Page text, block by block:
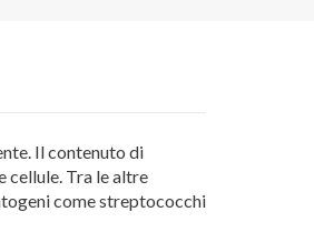
Il contenuto di
cellule. Tra le altre
come streptococchi